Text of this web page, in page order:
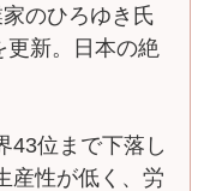
のひろゆき氏
更新。日本の絶
43位まで下落し
産性が低く、労